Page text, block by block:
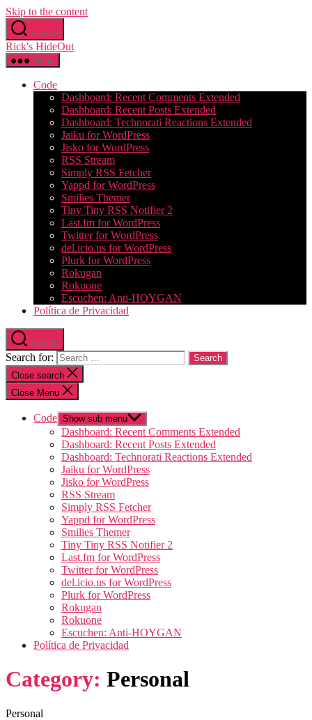
Skip to the content
Search
Rick's HideOut
Menu
Code
Dashboard: Recent Comments Extended
Dashboard: Recent Posts Extended
Dashboard: Technorati Reactions Extended
Jaiku for WordPress
Jisko for WordPress
RSS Stream
Simply RSS Fetcher
Yappd for WordPress
Smilies Themer
Tiny Tiny RSS Notifier 2
Last.fm for WordPress
Twitter for WordPress
del.icio.us for WordPress
Plurk for WordPress
Rokugan
Rokuone
Escuchen: Anti-HOYGAN
Política de Privacidad
Search
Search for:
Close search
Close Menu
Code Show sub menu
Dashboard: Recent Comments Extended
Dashboard: Recent Posts Extended
Dashboard: Technorati Reactions Extended
Jaiku for WordPress
Jisko for WordPress
RSS Stream
Simply RSS Fetcher
Yappd for WordPress
Smilies Themer
Tiny Tiny RSS Notifier 2
Last.fm for WordPress
Twitter for WordPress
del.icio.us for WordPress
Plurk for WordPress
Rokugan
Rokuone
Escuchen: Anti-HOYGAN
Política de Privacidad
Category: Personal
Personal